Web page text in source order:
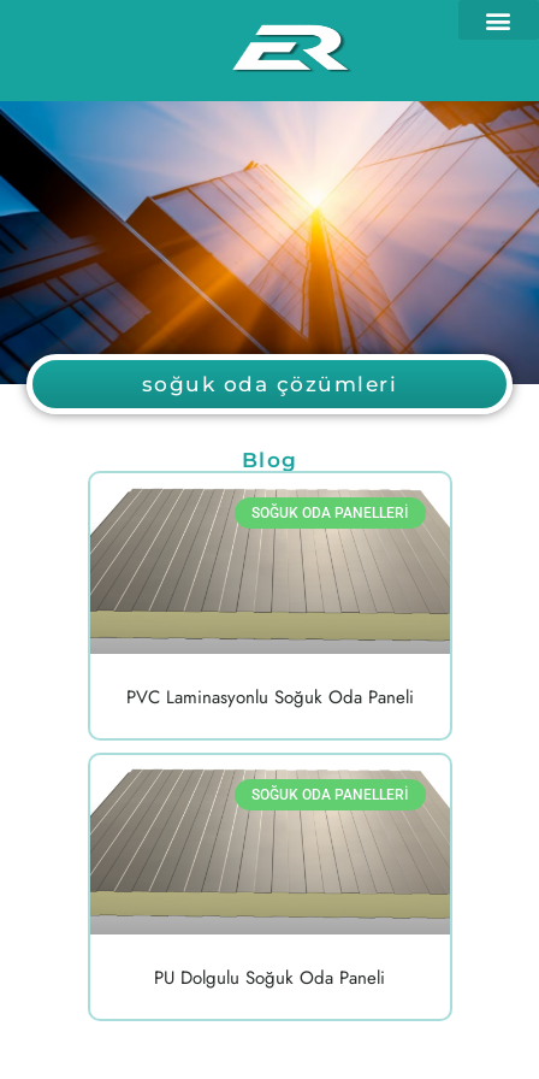
soğuk oda çözümleri
Blog
SOĞUK ODA PANELLERI
PVC Laminasyonlu Soğuk Oda Paneli
SOĞUK ODA PANELLERI
PU Dolgulu Soğuk Oda Paneli